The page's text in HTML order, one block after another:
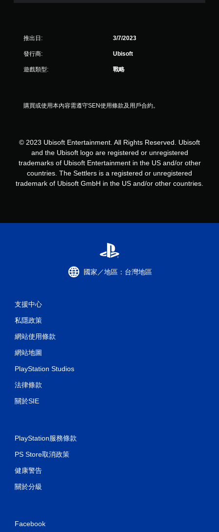
推出日: 3/7/2023
發行商: Ubisoft
遊戲類型: 戰略
購買或使用本內容需遵守SEN使用條款及用戶合約。
© 2023 Ubisoft Entertainment. All Rights Reserved. Ubisoft
and the Ubisoft logo are registered or unregistered
trademarks of Ubisoft Entertainment in the US and/or other
countries. The Settlers is a registered or unregistered
trademark of Ubisoft GmbH in the US and/or other countries.
國家／地區：台灣地區
支援中心
私隱政策
網站使用條款
網站地圖
PlayStation Studios
法律條款
關於SIE
PlayStation服務條款
PS Store取消政策
健康警告
關於分級
Facebook